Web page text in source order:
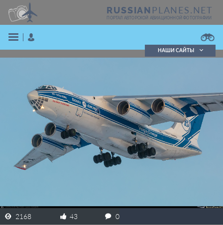
RUSSIAN PLANES.NET
ПОРТАЛ АВТОРСКОЙ АВИАЦИОННОЙ ФОТОГРАФИИ
ВОЙТИ
НАШИ САЙТЫ
2168 43 0